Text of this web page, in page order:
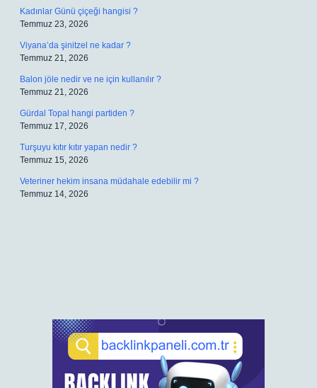
Kadınlar Günü çiçeği hangisi ?
Temmuz 23, 2026
Viyana’da şinitzel ne kadar ?
Temmuz 21, 2026
Balon jöle nedir ve ne için kullanılır ?
Temmuz 21, 2026
Gürdal Topal hangi partiden ?
Temmuz 17, 2026
Turşuyu kıtır kıtır yapan nedir ?
Temmuz 15, 2026
Veteriner hekim insana müdahale edebilir mi ?
Temmuz 14, 2026